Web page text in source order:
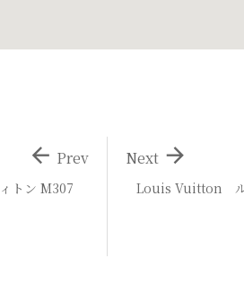
Louis Vuitton ル

Next
トン M307
 Prev